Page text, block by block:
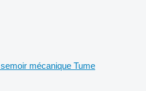
semoir mécanique Tume